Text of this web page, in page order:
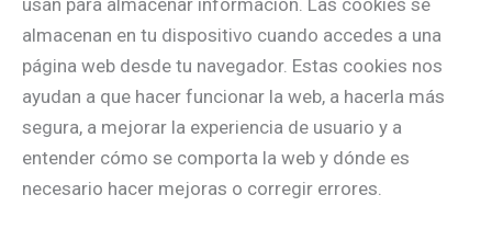
almacenan en tu dispositivo cuando accedes a una
página web desde tu navegador. Estas cookies nos
ayudan a que hacer funcionar la web, a hacerla más
segura, a mejorar la experiencia de usuario y a
entender cómo se comporta la web y dónde es
necesario hacer mejoras o corregir errores.